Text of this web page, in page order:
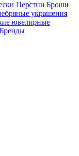
Перстни Броши
украшения
ювелирные
Бренды